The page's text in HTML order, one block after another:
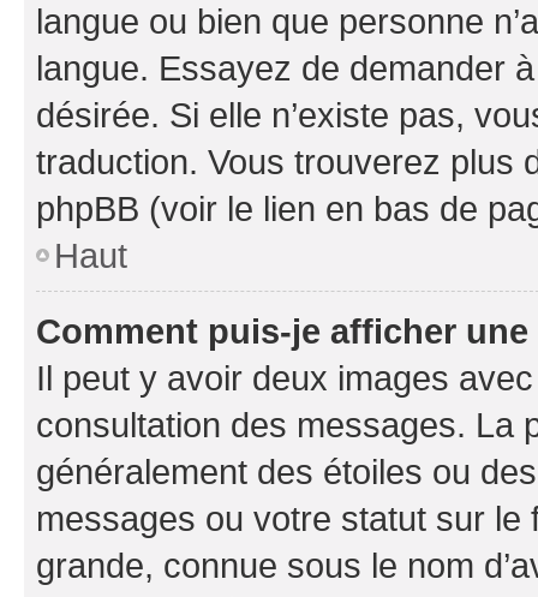
langue ou bien que personne
langue. Essayez de demander
désirée. Si elle n’existe pas,
traduction. Vous trouverez plus
phpBB (voir le lien en bas de
Haut
Comment puis-je afficher
Il peut y avoir deux images
consultation des messages. La
généralement des étoiles ou
messages ou votre statut sur
grande, connue sous le nom